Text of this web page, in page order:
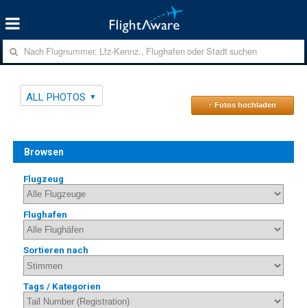
ALL PHOTOS
↑ Fotos hochladen
Browsen
Flugzeug
Flughafen
Sortieren nach
Tags / Kategorien